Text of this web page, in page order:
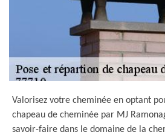
Valorisez votre cheminée en optant
chapeau de cheminée par MJ
savoir-faire dans le domaine de la